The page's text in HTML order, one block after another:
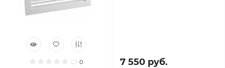
0 7 550 руб.